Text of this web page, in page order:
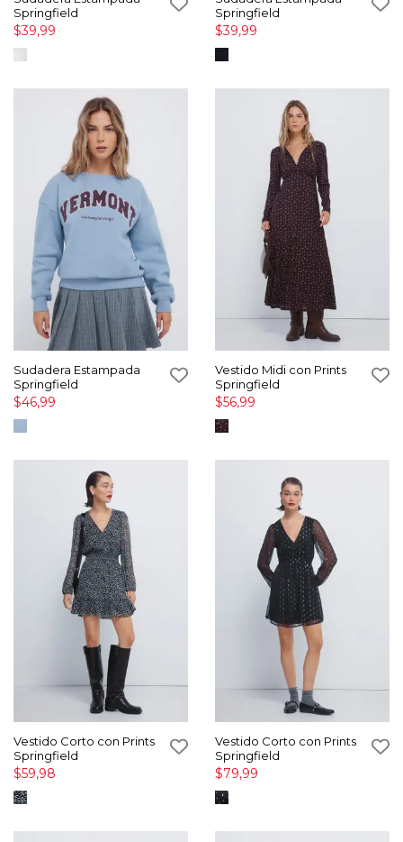
Springfield
$39,99
Springfield
$39,99
Sudadera Estampada
Springfield
$46,99
Vestido Midi con Prints
Springfield
$56,99
Vestido Corto con Prints
Springfield
$59,98
Vestido Corto con Prints
Springfield
$79,99